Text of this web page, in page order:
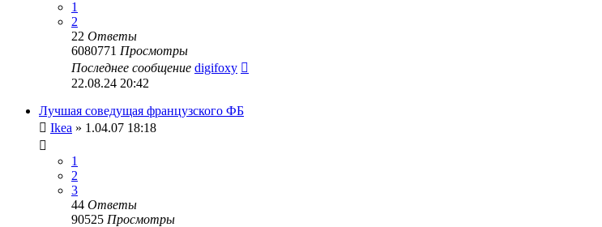
1
2
22 Ответы
6080771 Просмотры
Последнее сообщение digifoxy
22.08.24 20:42
Лучшая соведущая французского ФБ
Ikea » 1.04.07 18:18
1
2
3
44 Ответы
90525 Просмотры